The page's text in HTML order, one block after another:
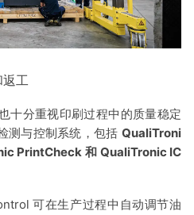
返工
十分重视印刷过程中的质量稳定
测与控制系统，包括 QualiTroni
PrintCheck 和 QualiTronic IC
ntrol 可在生产过程中自动调节油